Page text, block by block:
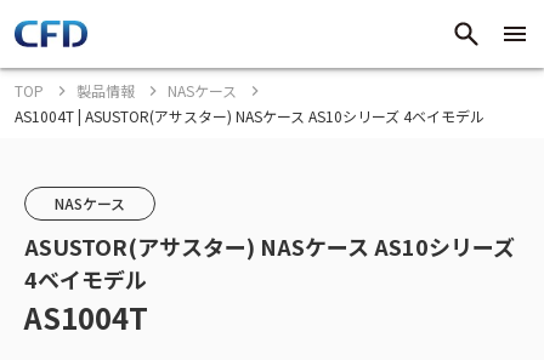
TOP 製品情報
NASケース
AS1004T | ASUSTOR(アサスター) NASケース AS10シリーズ 4ベイモデル
NASケース
ASUSTOR(アサスター) NASケース AS10シリーズ
4ベイモデル
AS1004T